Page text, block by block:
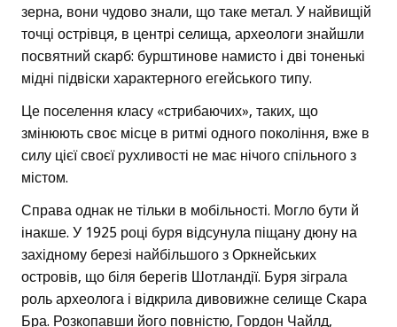
зерна, вони чудово знали, що таке метал. У найвищій
точці острівця, в центрі селища, археологи знайшли
посвятний скарб: бурштинове намисто і дві тоненькі
мідні підвіски характерного егейського типу.
Це поселення класу «стрибаючих», таких, що
змінюють своє місце в ритмі одного покоління, вже в
силу цієї своєї рухливості не має нічого спільного з
містом.
Справа однак не тільки в мобільності. Могло бути й
інакше. У 1925 році буря відсунула піщану дюну на
західному березі найбільшого з Оркнейських
островів, що біля берегів Шотландії. Буря зіграла
роль археолога і відкрила дивовижне селище Скара
Бра. Розкопавши його повністю, Гордон Чайлд,